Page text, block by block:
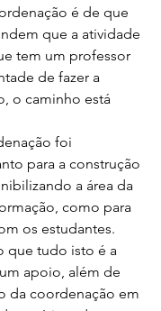
é de que
que a atividade
tem um professor
de fazer a
o caminho está
foi
para a construção
a área da
como para
os estudantes.
que tudo isto é a
apoio, além de
da coordenação em